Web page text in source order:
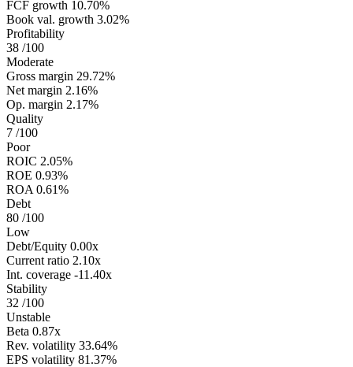
FCF growth 10.70%
Book val. growth 3.02%
Profitability
38 /100
Moderate
Gross margin 29.72%
Net margin 2.16%
Op. margin 2.17%
Quality
7 /100
Poor
ROIC 2.05%
ROE 0.93%
ROA 0.61%
Debt
80 /100
Low
Debt/Equity 0.00x
Current ratio 2.10x
Int. coverage -11.40x
Stability
32 /100
Unstable
Beta 0.87x
Rev. volatility 33.64%
EPS volatility 81.37%